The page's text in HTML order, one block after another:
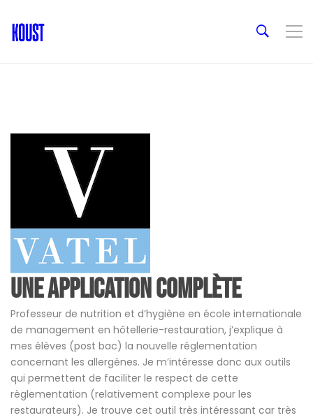
Une application complète
Professeur de nutrition et d’hygiène en école internationale
de management en hôtellerie-restauration, j’explique à
mes élèves (post bac) la nouvelle réglementation
concernant les allergènes. Je m’intéresse donc aux outils
qui permettent de faciliter le respect de cette
règlementation (relativement complexe pour les
restaurateurs). Je trouve cet outil très intéressant car très